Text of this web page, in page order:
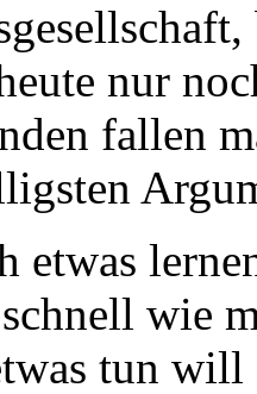
nur
fallen
etwas
wie
tun